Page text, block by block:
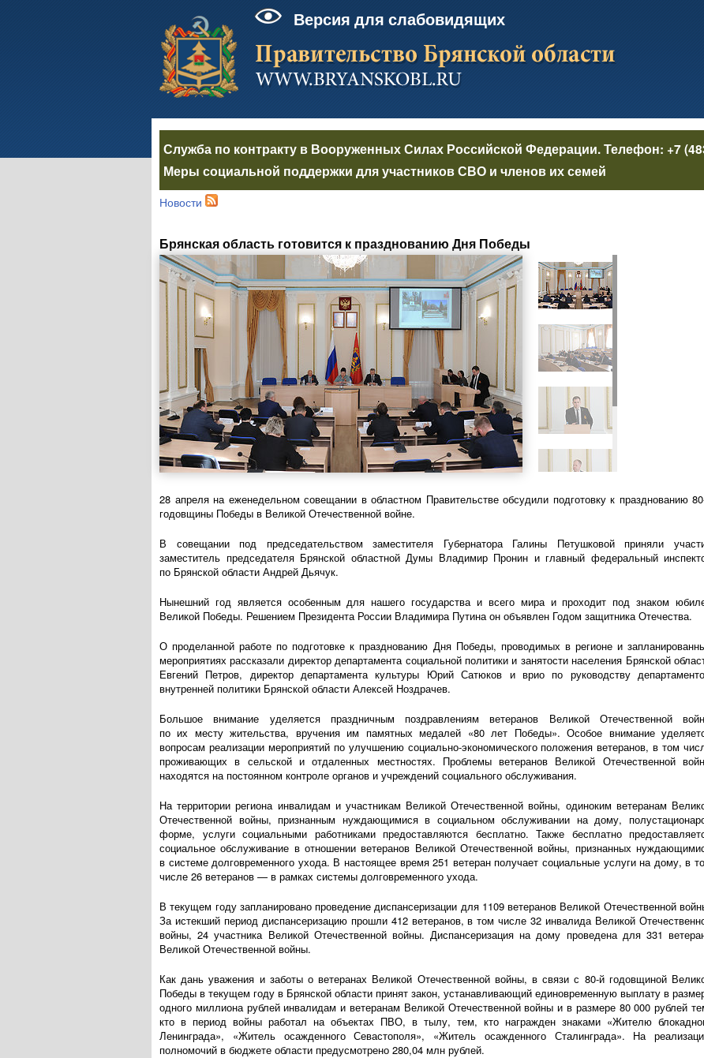
Версия для слабовидящих
Служба по контракту в Вооруженных Силах Российской Федерации. Телефон: +7
Меры социальной поддержки для участников СВО и членов их семей
Новости
Брянская область готовится к празднованию Дня Победы
28 апреля на еженедельном совещании в областном Правительстве обсудили подготовку к празднованию
годовщины Победы в Великой Отечественной войне.
В совещании под председательством заместителя Губернатора Галины Петушковой приняли
заместитель председателя Брянской областной Думы Владимир Пронин и главный федеральный
по Брянской области Андрей Дьячук.
Нынешний год является особенным для нашего государства и всего мира и проходит под знаком
Великой Победы. Решением Президента России Владимира Путина он объявлен Годом защитника Отечества.
О проделанной работе по подготовке к празднованию Дня Победы, проводимых в регионе и
мероприятиях рассказали директор департамента социальной политики и занятости населения Брянской
Евгений Петров, директор департамента культуры Юрий Сатюков и врио по руководству
внутренней политики Брянской области Алексей Ноздрачев.
Большое внимание уделяется праздничным поздравлениям ветеранов Великой Отечественной
по их месту жительства, вручения им памятных медалей «80 лет Победы». Особое внимание
вопросам реализации мероприятий по улучшению социально-экономическогоположения ветеранов, в том
проживающих в сельской и отдаленных местностях. Проблемы ветеранов Великой Отечественной
находятся на постоянном контроле органов и учреждений социального обслуживания.
На территории региона инвалидам и участникам Великой Отечественной войны, одиноким ветеранам
Отечественной войны, признанным нуждающимися в социальном обслуживании на дому,
форме, услуги социальными работниками предоставляются бесплатно. Также бесплатно
социальное обслуживание в отношении ветеранов Великой Отечественной войны, признанных
в системе долговременного ухода. В настоящее время 251 ветеран получает социальные услуги на дому, в
числе 26 ветеранов — в рамках системы долговременного ухода.
В текущем году запланировано проведение диспансеризации для 1109 ветеранов Великой Отечественной
За истекший период диспансеризацию прошли 412 ветеранов, в том числе 32 инвалида Великой
войны, 24 участника Великой Отечественной войны. Диспансеризация на дому проведена для 331
Великой Отечественной войны.
Как дань уважения и заботы о ветеранах Великой Отечественной войны, в связи с 80-йгодовщиной
Победы в текущем году в Брянской области принят закон, устанавливающий единовременную выплату в
одного миллиона рублей инвалидам и ветеранам Великой Отечественной войны и в размере 80 000 рублей
кто в период войны работал на объектах ПВО, в тылу, тем, кто награжден знаками «Жителю
Ленинграда», «Житель осажденного Севастополя», «Житель осажденного Сталинграда». На
полномочий в бюджете области предусмотрено 280,04 млн рублей.